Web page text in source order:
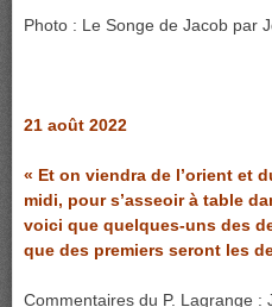
Photo : Le Songe de Jacob par
21 août 2022
« Et on viendra de l’orient et
midi, pour s’asseoir à table
voici que quelques-uns des
que des premiers seront les
Commentaires du P. Lagrange :